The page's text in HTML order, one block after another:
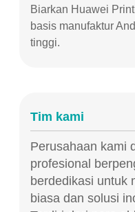
Biarkan Huawei
basis manufaktur
tinggi.
Tim kami
Perusahaan kami
profesional
berdedikasi untuk
biasa dan solusi